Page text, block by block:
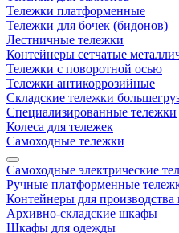
Тележки платформенные
Тележки для бочек (бидонов)
Лестничные тележки
Контейнеры сетчатые
Тележки с поворотной осью
Тележки антикоррозийные
Складские тележки
Специализированные тележки
Колеса для тележек
Самоходные тележки
Самоходные электрические
Ручные платформенные
Контейнеры для производства
Архивно-складские шкафы
Шкафы для одежды